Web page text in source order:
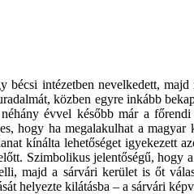
intézetben nevelkedett,
közben egyre inkább
évvel később már a
hogy ha megalakulhat a
kínálta lehetőséget igyekezett
Szimbolikus jelentőségű,
majd a sárvári kerület is őt
helyezte kilátásba – a sárvári